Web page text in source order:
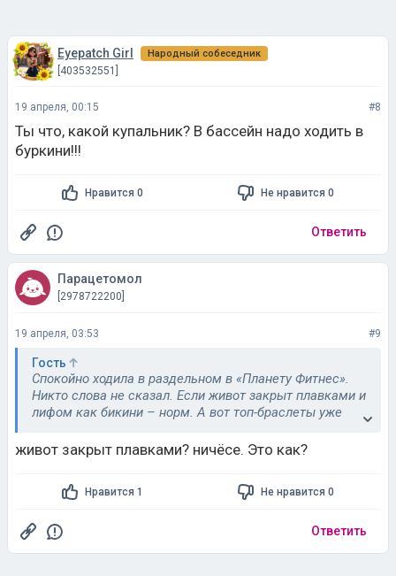
Eyepatch Girl Народный собеседник
[403532551]
19 апреля, 00:15 #8
Ты что, какой купальник? В бассейн надо ходить в
буркини!!!
Нравится 0 Не нравится 0
Ответить
Парацетомол
[2978722200]
19 апреля, 03:53 #9
Гость
Спокойно ходила в раздельном в «Планету Фитнес».
Никто слова не сказал. Если живот закрыт плавками и
лифом как бикини – норм. А вот топ-браслеты уже
живот закрыт плавками? ничёсе. Это как?
Нравится 1 Не нравится 0
Ответить